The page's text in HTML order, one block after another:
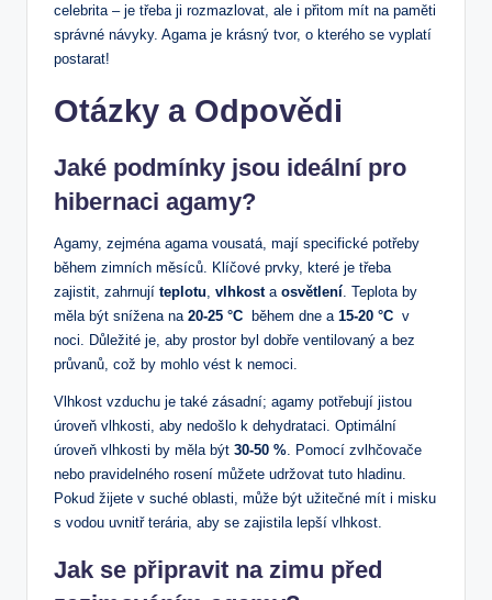
celebrita – ⁤je třeba ji rozmazlovat, ale i přitom mít na paměti
‌správné návyky. Agama je‍ krásný tvor, o kterého se vyplatí ​
postarat!
Otázky a Odpovědi
Jaké podmínky ‍jsou ideální pro
hibernaci agamy?
Agamy, zejména agama vousatá, mají⁢ specifické potřeby‍
během zimních měsíců. Klíčové prvky, které je třeba
zajistit, zahrnují teplotu vlhkosta osvětlení . ⁤Teplota ⁣by
⁤měla být snížena‍ na 20-25 °C ‍ během dne a 15-20 °C ‌ v
noci. Důležité je, aby prostor⁢ byl dobře ventilovaný a bez
průvanů, což by⁢ mohlo vést k ‌nemoci.
Vlhkost vzduchu je⁤ také zásadní; agamy potřebují jistou
úroveň vlhkosti,⁢ aby nedošlo k dehydrataci. Optimální
úroveň vlhkosti by měla být 30-50 % . Pomocí zvlhčovače⁢
nebo pravidelného rosení ​můžete udržovat tuto ⁣hladinu.
Pokud žijete v suché oblasti, může být ⁢užitečné mít i⁣ misku
s vodou uvnitř ‌terária, aby ​se zajistila lepší vlhkost.
Jak‍ se‍ připravit na zimu před